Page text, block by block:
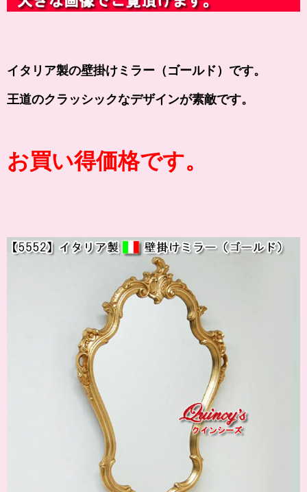
イタリア製の壁掛けミラー（ゴールド）です。
王道のクラッシックなデザインが素敵です。
お買い得価格です。